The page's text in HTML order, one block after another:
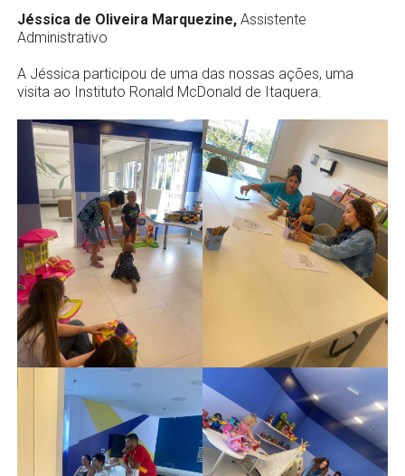
Jéssica de Oliveira Marquezine, Assistente
Administrativo
A Jéssica participou de uma das nossas ações, uma
visita ao Instituto Ronald McDonald de Itaquera.